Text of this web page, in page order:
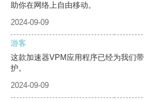
助你在网络上自由移动。
2024-09-09
游客
这款加速器VPM应用程序已经为我们
护。
2024-09-09